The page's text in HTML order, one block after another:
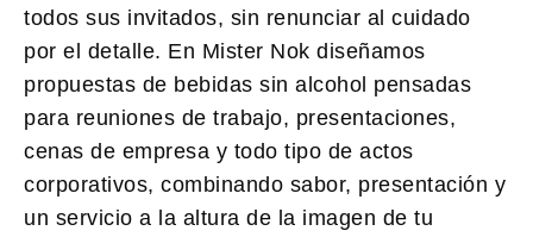
todos sus invitados, sin renunciar al cuidado
por el detalle. En Mister Nok diseñamos
propuestas de bebidas sin alcohol pensadas
para reuniones de trabajo, presentaciones,
cenas de empresa y todo tipo de actos
corporativos, combinando sabor, presentación y
un servicio a la altura de la imagen de tu